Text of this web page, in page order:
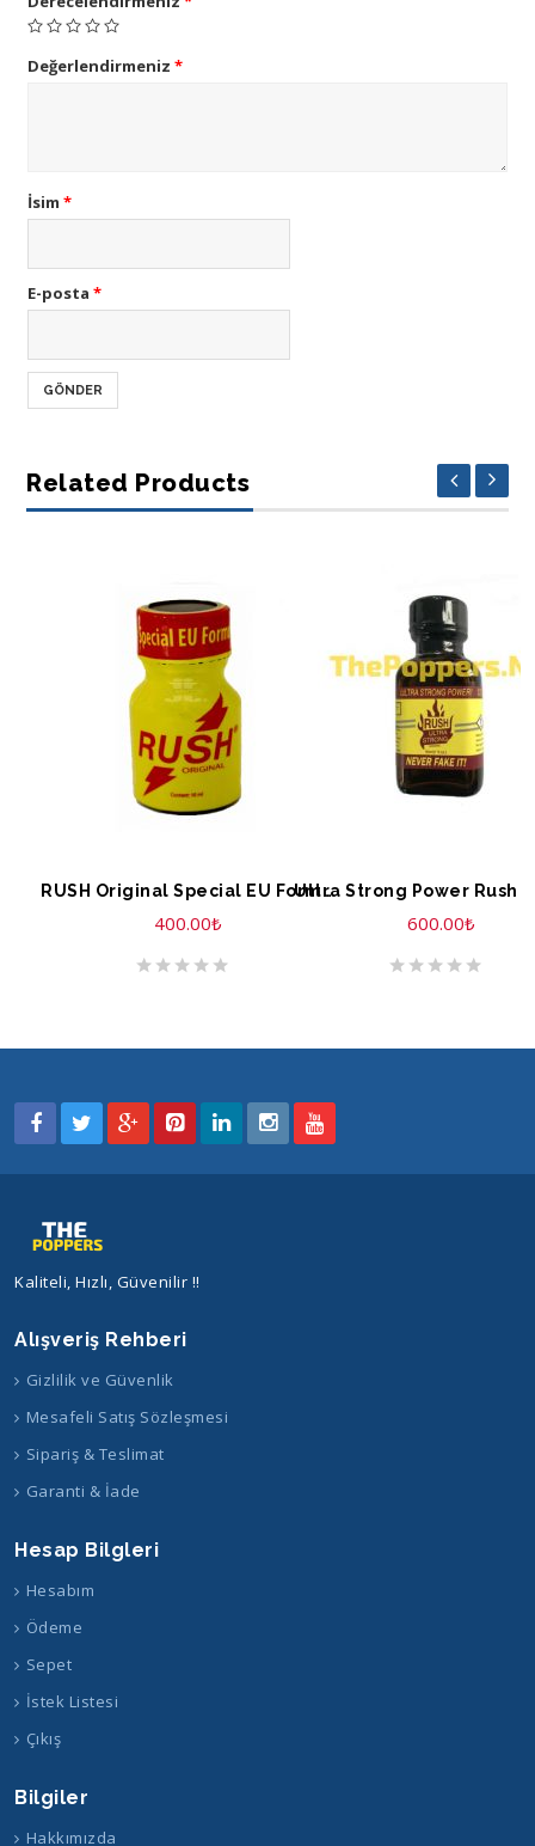
Değerlendirmeniz *
İsim *
E-posta *
Related Products
SEPETE EKLE RUSH Original Special EU Formula 10ml
400.00₺
SEPETE EKLE
600.00₺
Kaliteli, Hızlı, Güvenilir !!
Alışveriş Rehberi
Gizlilik ve Güvenlik
Mesafeli Satış Sözleşmesi
Sipariş & Teslimat
Garanti & İade
Hesap Bilgleri
Hesabım
Ödeme
Sepet
İstek Listesi
Çıkış
Bilgiler
Hakkımızda